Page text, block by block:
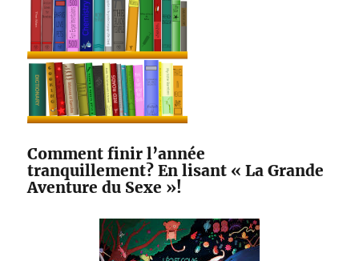
Comment finir l’année
tranquillement? En lisant « La Grande
Aventure du Sexe »!